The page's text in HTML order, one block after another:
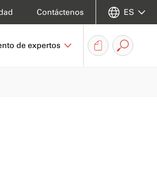
de expertos
Contáctenos ES